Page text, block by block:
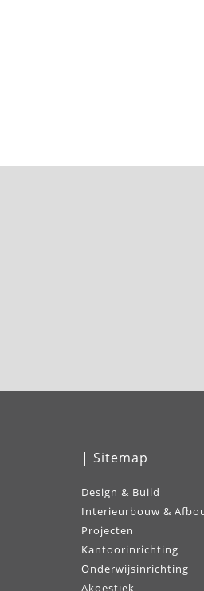
| Sitemap
Design & Build
Interieurbouw &
Projecten
Kantoorinrichting
Onderwijsinrichting
Akoestiek